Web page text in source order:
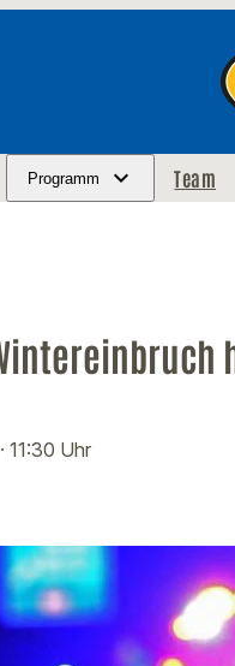
Programm Team
· 11:30 Uhr